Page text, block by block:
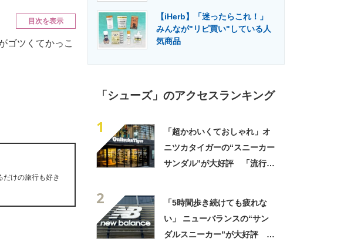
目次を表示
ゴツくてかっこ
だけの旅行も好き
【iHerb】「迷ったらこれ！」
みんなが"リピ買い"している人
気商品
「シューズ」のアクセスランキング
1
「超かわいくておしゃれ」オ
ニツカタイガーの“スニーカー
サンダル”が大好評 「流行り
2
「5時間歩き続けても疲れな
い」 ニューバランスの“サン
ダルスニーカー”が大好評